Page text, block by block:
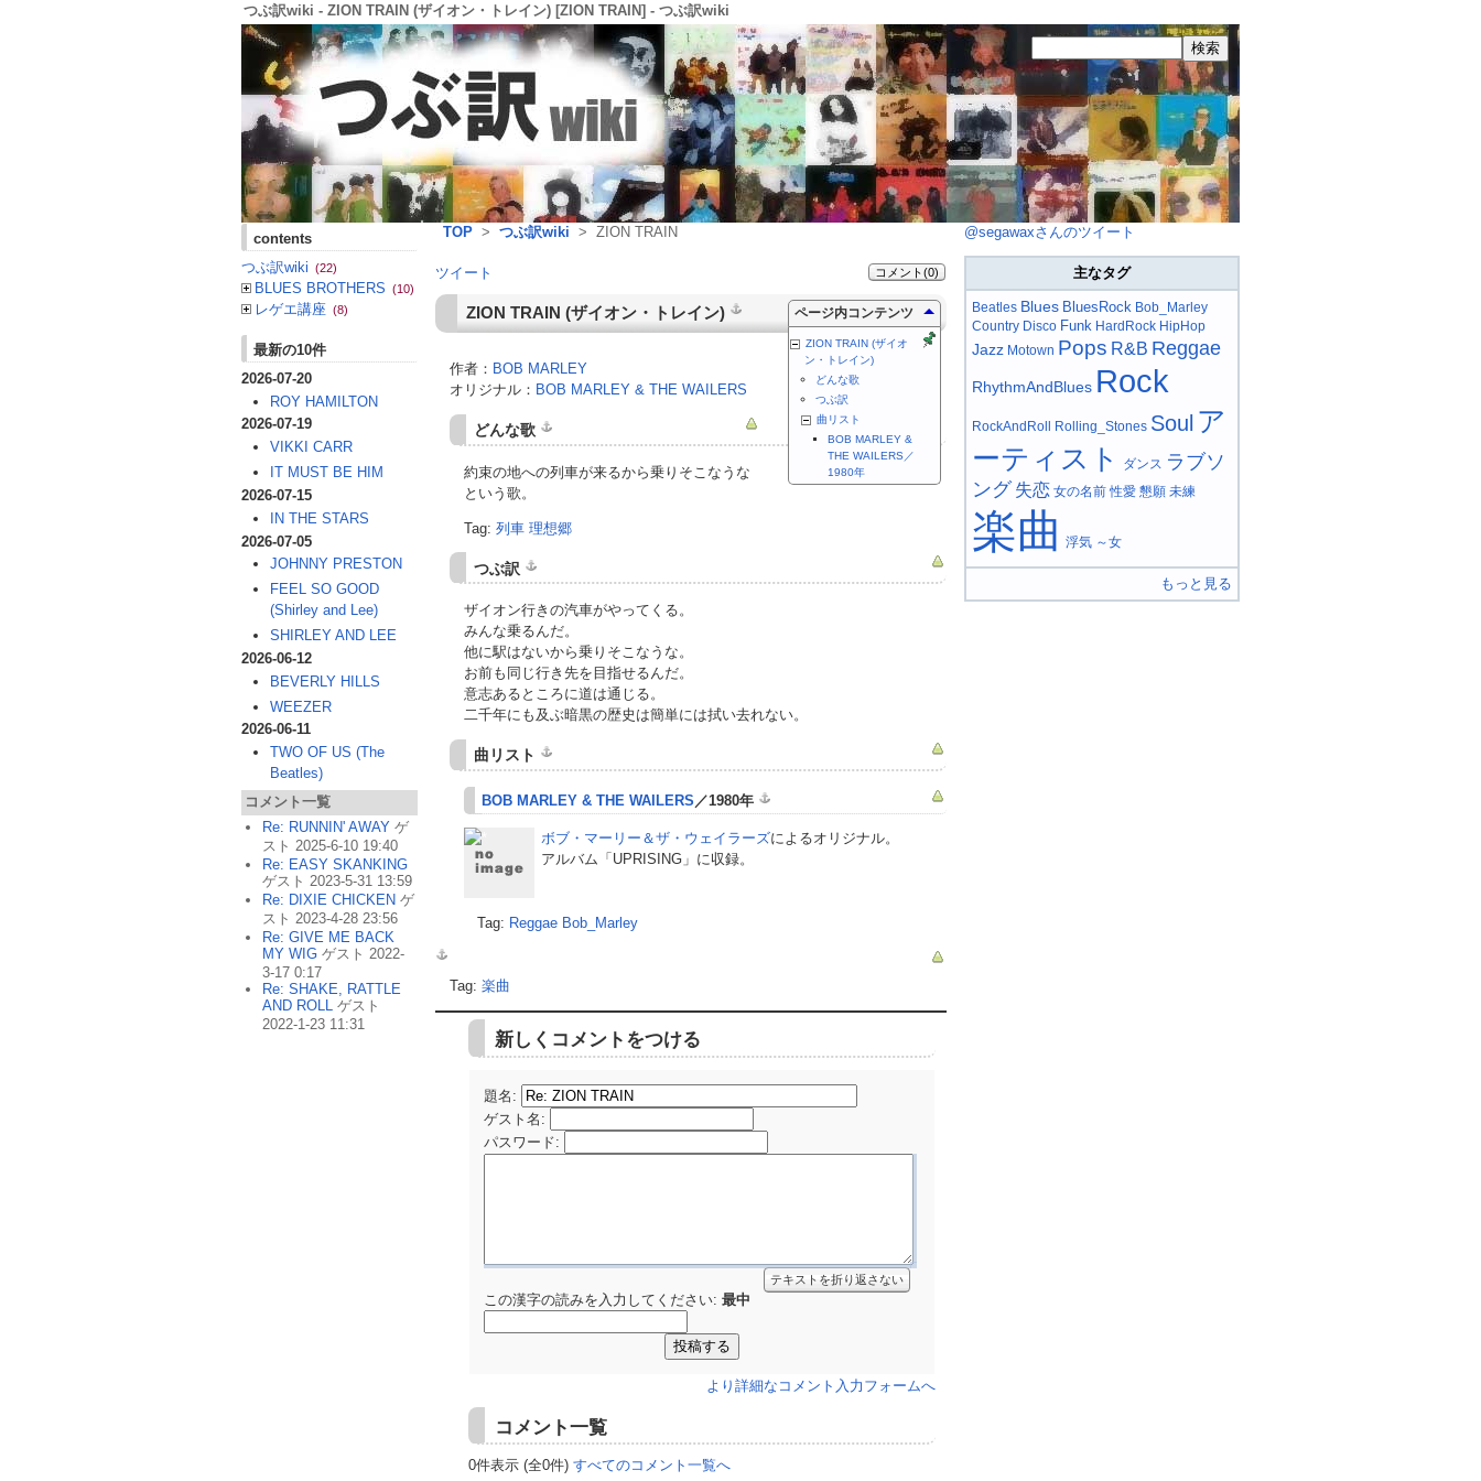
つぶ訳wiki - ZION TRAIN (ザイオン・トレイン) [ZION TRAIN] - つぶ訳wiki
TOP > つぶ訳wiki > ZION TRAIN
ツイート コメント(0)
ページ内コンテンツ
ZION TRAIN (ザイオ
ン・トレイン)
どんな歌
つぶ訳
曲リスト
BOB MARLEY &
THE WAILERS／
1980年
ZION TRAIN (ザイオン・トレイン)
作者： BOB MARLEY
オリジナル： BOB MARLEY & THE WAILERS
どんな歌
約束の地への列車が来るから乗りそこなうな
という歌。
Tag: 列車 理想郷
つぶ訳
ザイオン行きの汽車がやってくる。
みんな乗るんだ。
他に駅はないから乗りそこなうな。
お前も同じ行き先を目指せるんだ。
意志あるところに道は通じる。
二千年にも及ぶ暗黒の歴史は簡単には拭い去れない。
曲リスト
BOB MARLEY & THE WAILERS ／1980年
ボブ・マーリー＆ザ・ウェイラーズによるオリジナル。
アルバム「UPRISING」に収録。
Tag: Reggae Bob_Marley
Tag: 楽曲
新しくコメントをつける
題名:
ゲスト名 :
パスワード:
テキストを折り返さない
この漢字の読みを入力してください: 最中
より詳細なコメント入力フォームへ
コメント一覧
0件表示 (全0件) すべてのコメント一覧へ
contents
つぶ訳wiki (22)
BLUES BROTHERS (10)
レゲエ講座 (8)
最新の10件
2026-07-20
ROY HAMILTON
2026-07-19
VIKKI CARR
IT MUST BE HIM
2026-07-15
IN THE STARS
2026-07-05
JOHNNY PRESTON
FEEL SO GOOD
(Shirley and Lee)
SHIRLEY AND LEE
2026-06-12
BEVERLY HILLS
WEEZER
2026-06-11
TWO OF US (The
Beatles)
コメント一覧
Re: RUNNIN' AWAY ゲ
スト 2025-6-10 19:40
Re: EASY SKANKING
ゲスト 2023-5-31 13:59
Re: DIXIE CHICKEN ゲ
スト 2023-4-28 23:56
Re: GIVE ME BACK
MY WIG ゲスト 2022-
3-17 0:17
Re: SHAKE, RATTLE
AND ROLL ゲスト
2022-1-23 11:31
@segawaxさんのツイート
主なタグ
Beatles Blues BluesRock Bob_Marley
Country Disco Funk HardRock HipHop
Jazz Motown Pops R&B Reggae
RhythmAndBlues Rock
RockAndRoll Rolling_Stones Soul ア
ーティスト
ダンス ラブソ
ング 失恋 女の名前 性愛 懇願 未練
楽曲 浮気 ～女
もっと見る